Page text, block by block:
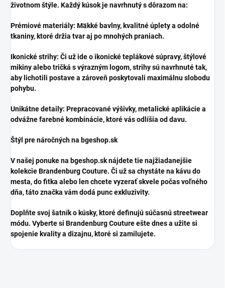
životnom štýle. Každý kúsok je navrhnutý s dôrazom na:
​Prémiové materiály: Mäkké bavlny, kvalitné úplety a odolné
tkaniny, ktoré držia tvar aj po mnohých praniach.
​Ikonické strihy: Či už ide o ikonické teplákové súpravy, štýlové
mikiny alebo tričká s výrazným logom, strihy sú navrhnuté tak,
aby lichotili postave a zároveň poskytovali maximálnu slobodu
pohybu.
​Unikátne detaily: Prepracované výšivky, metalické aplikácie a
odvážne farebné kombinácie, ktoré vás odlíšia od davu.
​Štýl pre náročných na bgeshop.sk
​V našej ponuke na bgeshop.sk nájdete tie najžiadanejšie
kolekcie Brandenburg Couture. Či už sa chystáte na kávu do
mesta, do fitka alebo len chcete vyzerať skvele počas voľného
dňa, táto značka vám dodá punc exkluzivity.
​Doplňte svoj šatník o kúsky, ktoré definujú súčasnú streetwear
módu. Vyberte si Brandenburg Couture ešte dnes a užite si
spojenie kvality a dizajnu, ktoré si zamilujete.